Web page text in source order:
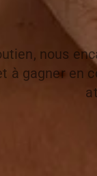
nous
à gagner en